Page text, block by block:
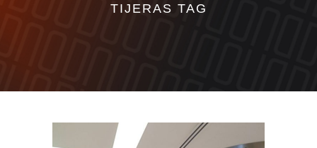
TIJERAS TAG